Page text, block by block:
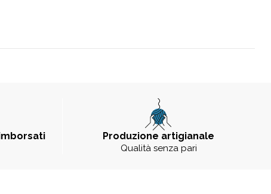
Produzione artigianale
Qualità senza pari